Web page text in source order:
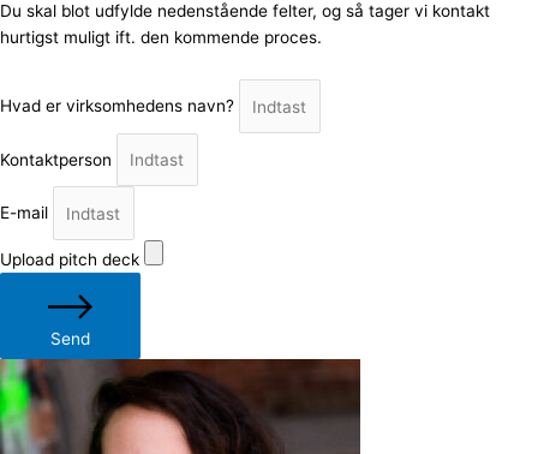
Du skal blot udfylde nedenstående felter, og så tager vi kontakt
hurtigst muligt ift. den kommende proces.
Hvad er virksomhedens navn?
Kontaktperson
E-mail
Upload pitch deck
Send